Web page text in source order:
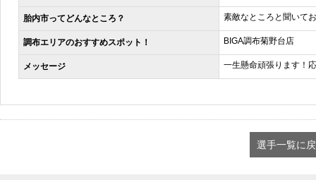
胎内市ってどんなところ？ 素敵なところと聞いて
調布エリアのおすすめスポット！ BIGA調布菊野台店
メッセージ 一生懸命頑張ります！
選手一覧に